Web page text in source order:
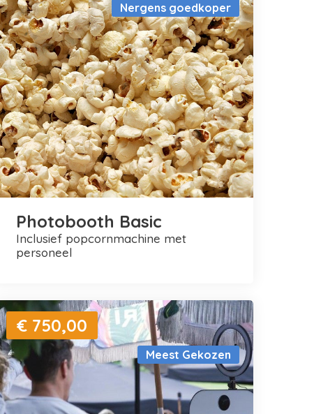
Nergens goedkoper
Photobooth Basic
inclusief popcornmachine met
personeel
Meest Gekozen
€ 750,00